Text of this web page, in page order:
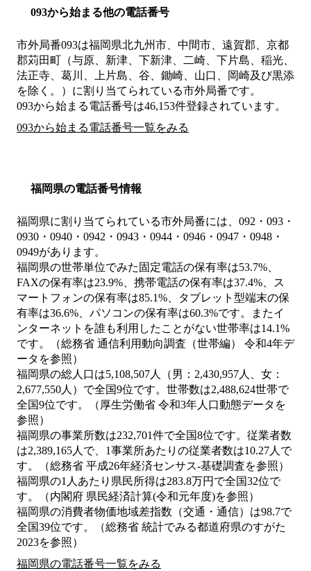
093から始まる他の電話番号
市外局番093は福岡県北九州市、中間市、遠賀郡、京都
郡苅田町（与原、新津、下新津、二崎、下片島、稲光、
法正寺、葛川、上片島、谷、鋤崎、山口、岡崎及び黒添
を除く。） に割り当てられている市外局番です。
093から始まる電話番号は46,153件登録されています。
093から始まる電話番号一覧をみる
福岡県の電話番号情報
福岡県に割り当てられている市外局番には、092・093・
0930・0940・0942・0943・0944・0946・0947・0948・
0949があります。
福岡県の世帯単位でみた固定電話の保有率は53.7%、
FAXの保有率は23.9%、携帯電話の保有率は37.4%、ス
マートフォンの保有率は85.1%、タブレット型端末の保
有率は36.6%、パソコンの保有率は60.3%です。またイ
ンターネットを誰も利用したことがない世帯率は14.1%
です。（総務省 通信利用動向調査（世帯編） 令和4年デ
ータを参照）
福岡県の総人口は5,108,507人（男：2,430,957人、女：
2,677,550人）で全国9位です。世帯数は2,488,624世帯で
全国9位です。（厚生労働省 令和3年人口動態データを
参照）
福岡県の事業所数は232,701件で全国8位です。従業者数
は2,389,165人で、1事業所あたりの従業者数は10.27人で
す。（総務省 平成26年経済センサス‐基礎調査を参照）
福岡県の1人あたり県民所得は283.8万円で全国32位で
す。（内閣府 県民経済計算(令和元年度)を参照）
福岡県の消費者物価地域差指数（交通・通信）は98.7で
全国39位です。（総務省 統計でみる都道府県のすがた
2023を参照）
福岡県の電話番号一覧をみる